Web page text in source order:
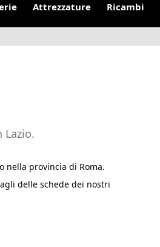
Attrezzature Ricambi
provincia di Roma.
delle schede dei nostri